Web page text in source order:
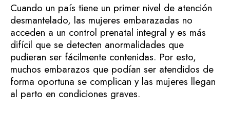
Cuando un país tiene un primer nivel de atención
desmantelado, las mujeres embarazadas no
acceden a un control prenatal integral y es más
difícil que se detecten anormalidades que
pudieran ser fácilmente contenidas. Por esto,
muchos embarazos que podían ser atendidos de
forma oportuna se complican y las mujeres llegan
al parto en condiciones graves.